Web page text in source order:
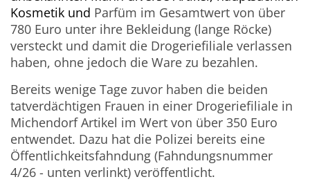
Kosmetik und Parfüm im Gesamtwert von über
780 Euro unter ihre Bekleidung (lange Röcke)
versteckt und damit die Drogeriefiliale verlassen
haben, ohne jedoch die Ware zu bezahlen.
Bereits wenige Tage zuvor haben die beiden
tatverdächtigen Frauen in einer Drogeriefiliale in
Michendorf Artikel im Wert von über 350 Euro
entwendet. Dazu hat die Polizei bereits eine
Öffentlichkeitsfahndung (Fahndungsnummer
4/26 - unten verlinkt) veröffentlicht.